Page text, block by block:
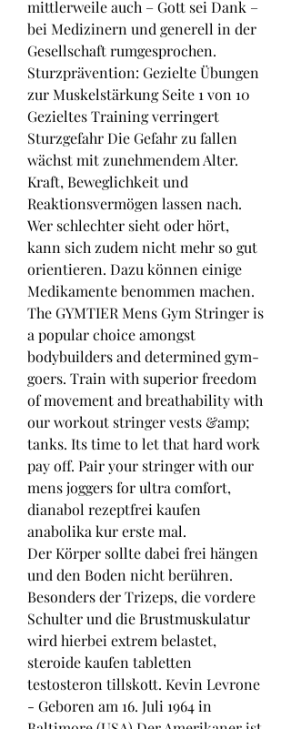
mittlerweile auch – Gott sei Dank –
bei Medizinern und generell in der
Gesellschaft rumgesprochen.
Sturzprävention: Gezielte Übungen
zur Muskelstärkung Seite 1 von 10
Gezieltes Training verringert
Sturzgefahr Die Gefahr zu fallen
wächst mit zunehmendem Alter.
Kraft, Beweglichkeit und
Reaktionsvermögen lassen nach.
Wer schlechter sieht oder hört,
kann sich zudem nicht mehr so gut
orientieren. Dazu können einige
Medikamente benommen machen.
The GYMTIER Mens Gym Stringer is
a popular choice amongst
bodybuilders and determined gym-
goers. Train with superior freedom
of movement and breathability with
our workout stringer vests &amp;
tanks. Its time to let that hard work
pay off. Pair your stringer with our
mens joggers for ultra comfort,
dianabol rezeptfrei kaufen
anabolika kur erste mal.
Der Körper sollte dabei frei hängen
und den Boden nicht berühren.
Besonders der Trizeps, die vordere
Schulter und die Brustmuskulatur
wird hierbei extrem belastet,
steroide kaufen tabletten
testosteron tillskott. Kevin Levrone
- Geboren am 16. Juli 1964 in